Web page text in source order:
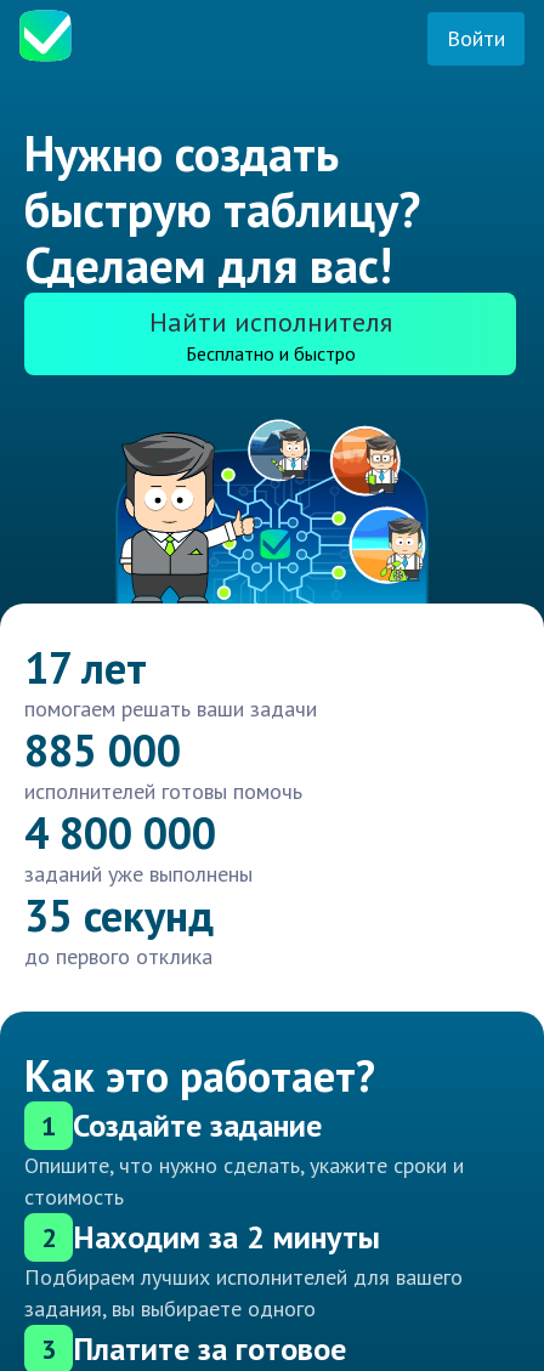
Войти
Нужно создать
быструю таблицу?
Сделаем для вас!
Найти исполнителя
Бесплатно и быстро
17 лет
помогаем решать ваши задачи
885 000
исполнителей готовы помочь
4 800 000
заданий уже выполнены
35 секунд
до первого отклика
Как это работает?
1 Создайте задание
Опишите, что нужно сделать, укажите сроки и
стоимость
2 Находим за 2 минуты
Подбираем лучших исполнителей для вашего
задания, вы выбираете одного
3 Платите за готовое